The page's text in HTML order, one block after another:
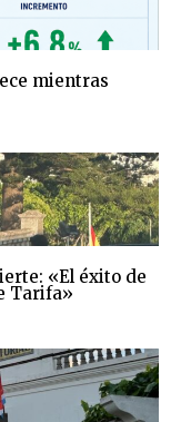
mientras
«El éxito de
Tarifa»